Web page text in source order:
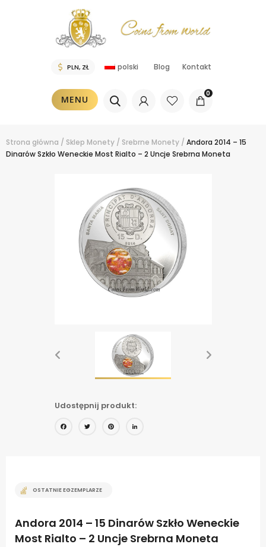
polski Blog Kontakt
MENU
0
Strona główna / Sklep Monety / Srebrne Monety / Andora 2014 – 15
Dinarów Szkło Weneckie Most Rialto – 2 Uncje Srebrna Moneta
Udostępnij produkt:
Facebook
TwitterPinterest
OSTATNIE EGZEMPLARZE
Andora 2014 – 15 Dinarów Szkło Weneckie
Most Rialto – 2 Uncje Srebrna Moneta